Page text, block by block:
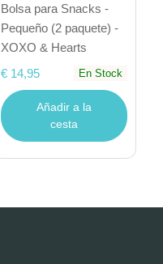
Bolsa para Snacks -
Pequeño (2 paquete) -
XOXO & Hearts
€ 14,95
En Stock
Añadir a la
cesta